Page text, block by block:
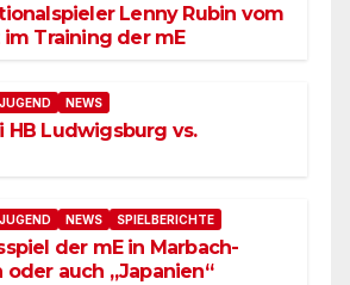
Lenny Rubin vom
Training der mE
NEWS
HB Ludwigsburg vs.
NEWS SPIELBERICHTE
der mE in Marbach-
oder auch „Japanien“